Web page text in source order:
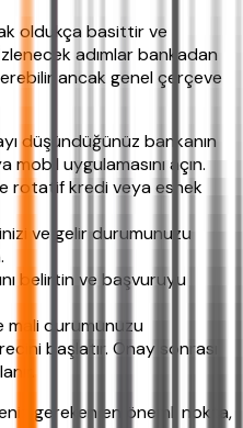
oldukça basittir ve
adımlar bankadan
ancak genel çerçeve
düşündüğünüz bankanın
mobil uygulamasını açın.
rotatif kredi veya esnek
ve gelir durumunuzu
belirtin ve başvuruyu
mali durumunuzu
başlatır. Onay sonrası
gereken en önemli nokta,